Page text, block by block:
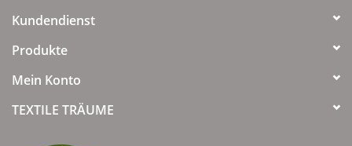
Kundendienst
Produkte
Mein Konto
TEXTILE TRÄUME